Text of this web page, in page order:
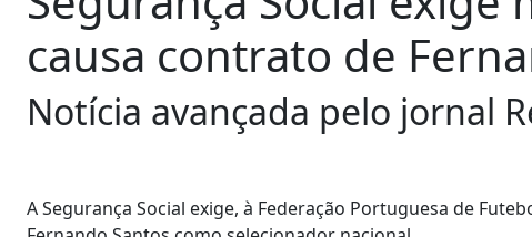
causa contrato de
Notícia avançada pelo jornal
A Segurança Social exige, à Federação Portuguesa de